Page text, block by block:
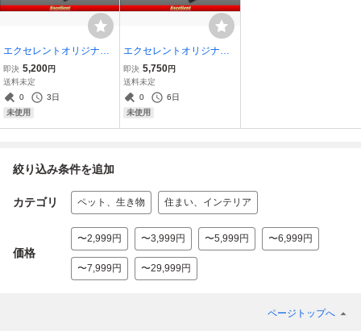
エクセレントオリジナル
菌糸瓶ハンドプレス55Φ
（交換タイプ）
即決 5,200円
送料未定
0
3日
未使用
エクセレントオリジナル
菌糸瓶ハンドプレス75Φ
（交換タイプ）
即決 5,750円
送料未定
0
6日
未使用
絞り込み条件を追加
カテゴリ ペット、生き物 住まい、インテリア
価格
〜2,999円 〜3,999円 〜5,999円 〜6,999円
〜7,999円 〜29,999円
ページトップへ